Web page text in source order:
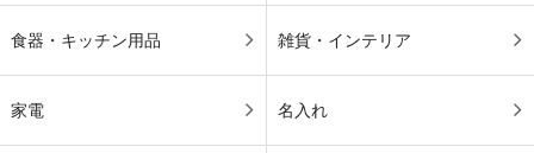
食器・キッチン用品 雑貨・インテリア
家電 名入れ